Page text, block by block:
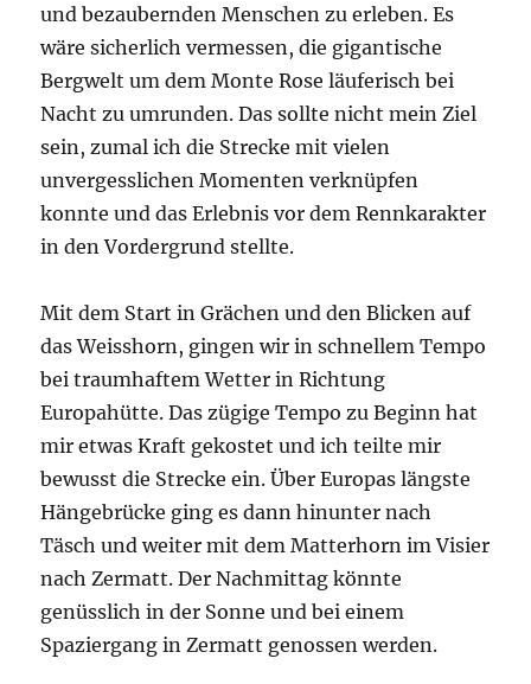
und bezaubernden Menschen zu erleben. Es
wäre sicherlich vermessen, die gigantische
Bergwelt um dem Monte Rose läuferisch bei
Nacht zu umrunden. Das sollte nicht mein Ziel
sein, zumal ich die Strecke mit vielen
unvergesslichen Momenten verknüpfen
konnte und das Erlebnis vor dem Rennkarakter
in den Vordergrund stellte.
Mit dem Start in Grächen und den Blicken auf
das Weisshorn, gingen wir in schnellem Tempo
bei traumhaftem Wetter in Richtung
Europahütte. Das zügige Tempo zu Beginn hat
mir etwas Kraft gekostet und ich teilte mir
bewusst die Strecke ein. Über Europas längste
Hängebrücke ging es dann hinunter nach
Täsch und weiter mit dem Matterhorn im Visier
nach Zermatt. Der Nachmittag könnte
genüsslich in der Sonne und bei einem
Spaziergang in Zermatt genossen werden.